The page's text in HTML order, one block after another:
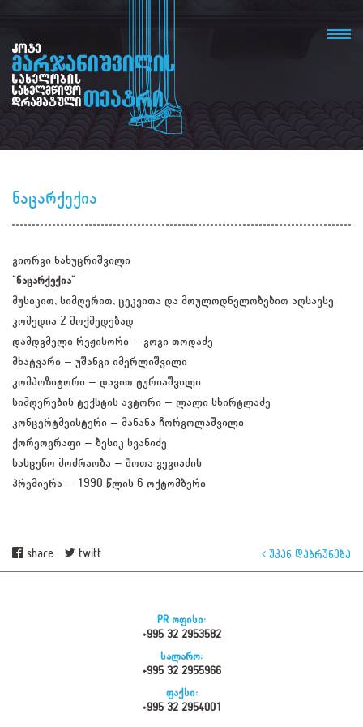
ნაცარქექია
გიორგი ნახუცრიშვილი
"ნაცარქექია"
მუსიკით, სიმღერით, ცეკვითა და მოულოდნელობებით აღსავსე
კომედია 2 მოქმედებად
დამდგმელი რეჟისორი – გოგი თოდაძე
მხატვარი – უშანგი იმერლიშვილი
კომპოზიტორი – დავით ტურიაშვილი
სიმღერების ტექსტის ავტორი – ლალი სხირტლაძე
კონცერტმეისტერი – მანანა ჩორგოლაშვილი
ქორეოგრაფი – ბესიკ სვანიძე
სასცენო მოძრაობა – შოთა გეგიაძის
პრემიერა – 1990 წლის 6 ოქტომბერი
share twitt უკან დაბრუნება
PR ოფისი:
+995 32 2953582
სალარო:
+995 32 2955966
ფაქსი:
+995 32 2954001